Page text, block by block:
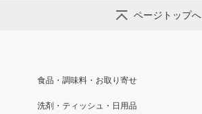
ページトップへ
食品・調味料・お取り寄せ
洗剤・ティッシュ・日用品